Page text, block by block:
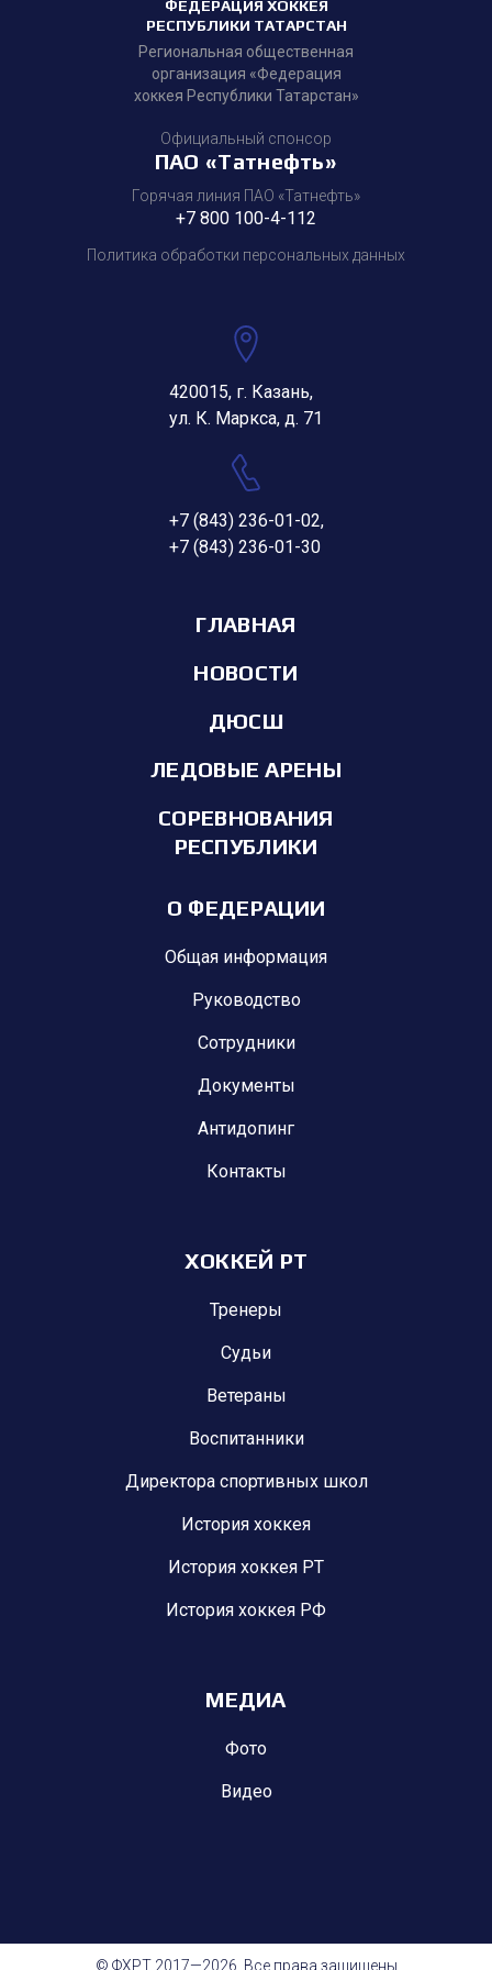
ФЕДЕРАЦИЯ ХОККЕЯ
РЕСПУБЛИКИ ТАТАРСТАН
Региональная общественная
организация «Федерация
хоккея Республики Татарстан»
Официальный спонсор
ПАО «Татнефть»
Горячая линия ПАО «Татнефть»
+7 800 100-4-112
Политика обработки персональных данных
420015, г. Казань,
ул. К. Маркса, д. 71
+7 (843) 236-01-02,
+7 (843) 236-01-30
ГЛАВНАЯ
НОВОСТИ
ДЮСШ
ЛЕДОВЫЕ АРЕНЫ
СОРЕВНОВАНИЯ
РЕСПУБЛИКИ
О ФЕДЕРАЦИИ
Общая информация
Руководство
Сотрудники
Документы
Антидопинг
Контакты
ХОККЕЙ РТ
Тренеры
Судьи
Ветераны
Воспитанники
Директора спортивных школ
История хоккея
История хоккея РТ
История хоккея РФ
МЕДИА
Фото
Видео
© ФХРТ 2017—2026. Все права защищены